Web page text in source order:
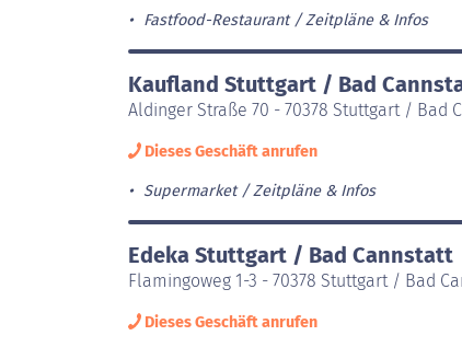
Fastfood-Restaurant Zeitpläne & Infos
Kaufland Stuttgart / Bad
Aldinger Straße 70 - 70378 Stuttgart / Bad
Dieses Geschäft anrufen
Supermarket Zeitpläne & Infos
Edeka Stuttgart / Bad Cannstatt
Flamingoweg 1-3 - 70378 Stuttgart / Bad
Dieses Geschäft anrufen